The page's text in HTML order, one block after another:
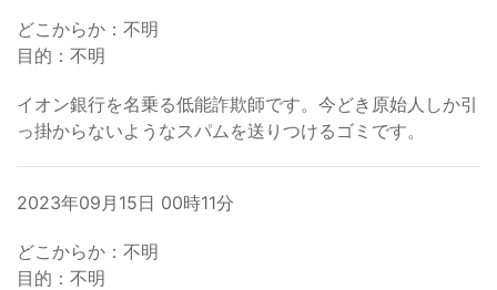
どこからか：不明
目的：不明
イオン銀行を名乗る低能詐欺師です。今どき原始人しか引
っ掛からないようなスパムを送りつけるゴミです。
2023年09月15日 00時11分
どこからか：不明
目的：不明